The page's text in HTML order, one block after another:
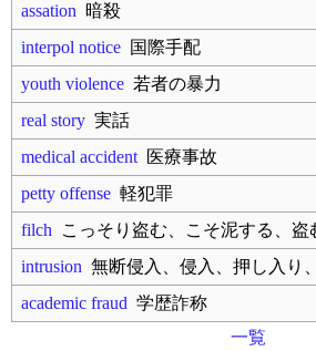
assation 暗殺
interpol notice 国際手配
youth violence 若者の暴力
real story 実話
medical accident 医療事故
petty offense 軽犯罪
filch こっそり盗む、こそ泥する、盗
intrusion 無断侵入、侵入、押し入り
academic fraud 学歴詐称
一覧